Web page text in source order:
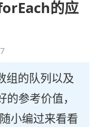
的应
组的队列以及
参考价值，
小编过来看看